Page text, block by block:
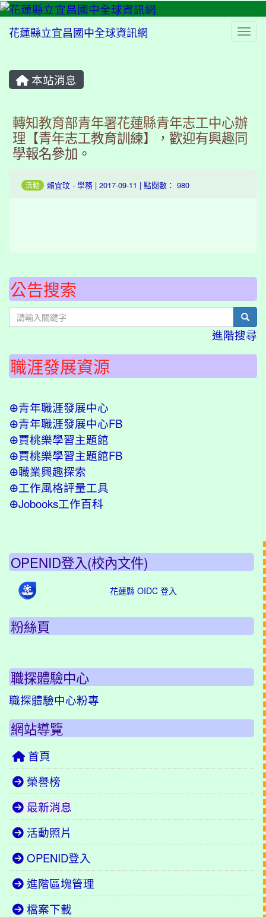
花蓮縣立宜昌國中全球資訊網
本站消息
轉知教育部青年署花蓮縣青年志工中心辦
理【青年志工教育訓練】，歡迎有興趣同
學報名參加。
活動 賴宜玟 - 學務 | 2017-09-11 | 點閱數： 980
公告搜索
進階搜尋
職涯發展資源
⊕青年職涯發展中心
⊕青年職涯發展中心FB
⊕賈桃樂學習主題館
⊕賈桃樂學習主題館FB
⊕職業興趣探索
⊕工作風格評量工具
⊕Jobooks工作百科
OPENID登入(校內文件)
花蓮縣 OIDC 登入
粉絲頁
職探體驗中心
職探體驗中心粉專
網站導覽
首頁
榮譽榜
最新消息
活動照片
OPENID登入
進階區塊管理
檔案下載